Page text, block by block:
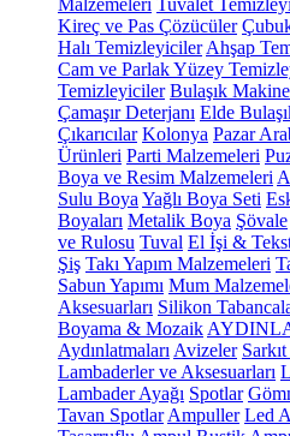
Malzemeleri Tuvalet
Kireç ve Pas Çözücüler
Halı Temizleyiciler Ahşap
Cam ve Parlak Yüzey
Temizleyiciler Bulaşık
Çamaşır Deterjanı Elde
Çıkarıcılar Kolonya Pazar
Ürünleri Parti Malzemeleri
Boya ve Resim Malzemeleri
Sulu Boya Yağlı Boya Seti
Boyaları Metalik Boya Şövale
ve Rulosu Tuval El İşi &
Şiş Takı Yapım Malzemeleri
Sabun Yapımı Mum
Aksesuarları Silikon
Boyama & Mozaik
Aydınlatmaları Avizeler
Lambaderler ve Aksesuarları
Lambader Ayağı Spotlar
Tavan Spotlar Ampuller Led